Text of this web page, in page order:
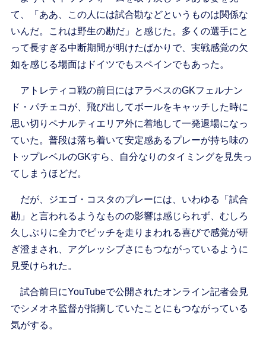
て、「ああ、この人には試合勘などというものは関係な
いんだ。これは野生の勘だ」と感じた。多くの選手にと
って長すぎる中断期間が明けたばかりで、実戦感覚の欠
如を感じる場面はドイツでもスペインでもあった。
アトレティコ戦の前日にはアラベスのGKフェルナン
ド・パチェコが、飛び出してボールをキャッチした時に
思い切りペナルティエリア外に着地して一発退場になっ
ていた。普段は落ち着いて安定感あるプレーが持ち味の
トップレベルのGKすら、自分なりのタイミングを見失っ
てしまうほどだ。
だが、ジエゴ・コスタのプレーには、いわゆる「試合
勘」と言われるようなものの影響は感じられず、むしろ
久しぶりに全力でピッチを走りまわれる喜びで感覚が研
ぎ澄まされ、アグレッシブさにもつながっているように
見受けられた。
試合前日にYouTubeで公開されたオンライン記者会見
でシメオネ監督が指摘していたことにもつながっている
気がする。